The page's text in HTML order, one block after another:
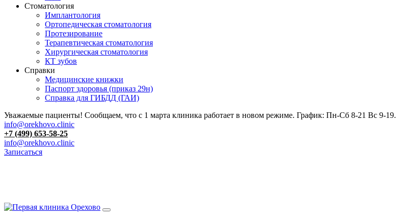
Стоматология
Имплантология
Ортопедическая стоматология
Протезирование
Терапевтическая стоматология
Хирургическая стоматология
КТ зубов
Справки
Медицинские книжки
Паспорт здоровья (приказ 29н)
Справка для ГИБДД (ГАИ)
Уважаемые пациенты! Сообщаем, что с 1 марта клиника работает в новом режиме. График: Пн-Сб 8-21 Вс 9-19.
info@orekhovo.clinic
+7 (499) 653-58-25
info@orekhovo.clinic
Записаться